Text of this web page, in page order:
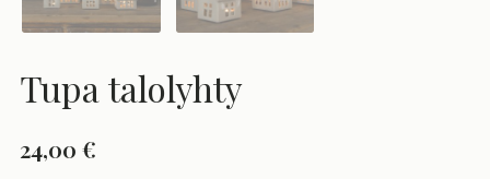
Tupa talolyhty
24,00€